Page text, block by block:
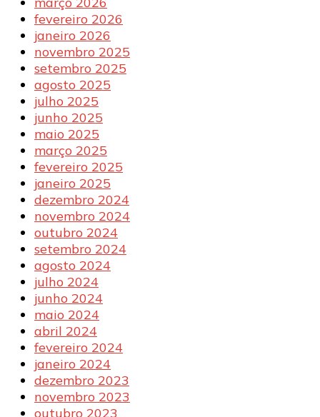
fevereiro 2026
janeiro 2026
novembro 2025
setembro 2025
agosto 2025
julho 2025
junho 2025
maio 2025
março 2025
fevereiro 2025
janeiro 2025
dezembro 2024
novembro 2024
outubro 2024
setembro 2024
agosto 2024
julho 2024
junho 2024
maio 2024
abril 2024
fevereiro 2024
janeiro 2024
dezembro 2023
novembro 2023
outubro 2023